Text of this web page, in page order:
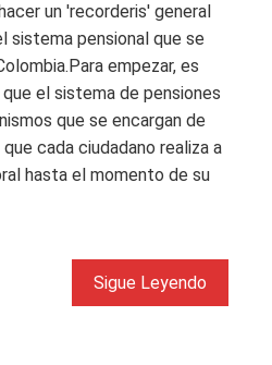
un 'recorderis' general
sistema pensional que se
empezar, es
el sistema de pensiones
que se encargan de
cada ciudadano realiza a
hasta el momento de su
Sigue Leyendo